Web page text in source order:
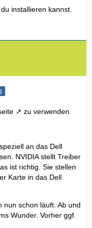
installieren kannst.
zu verwenden.
an das Dell
NVIDIA stellt Treiber
ist richtig. Sie stellen
Karte in das Dell
nun schon läuft. Ab und
Wunder. Vorher ggf.